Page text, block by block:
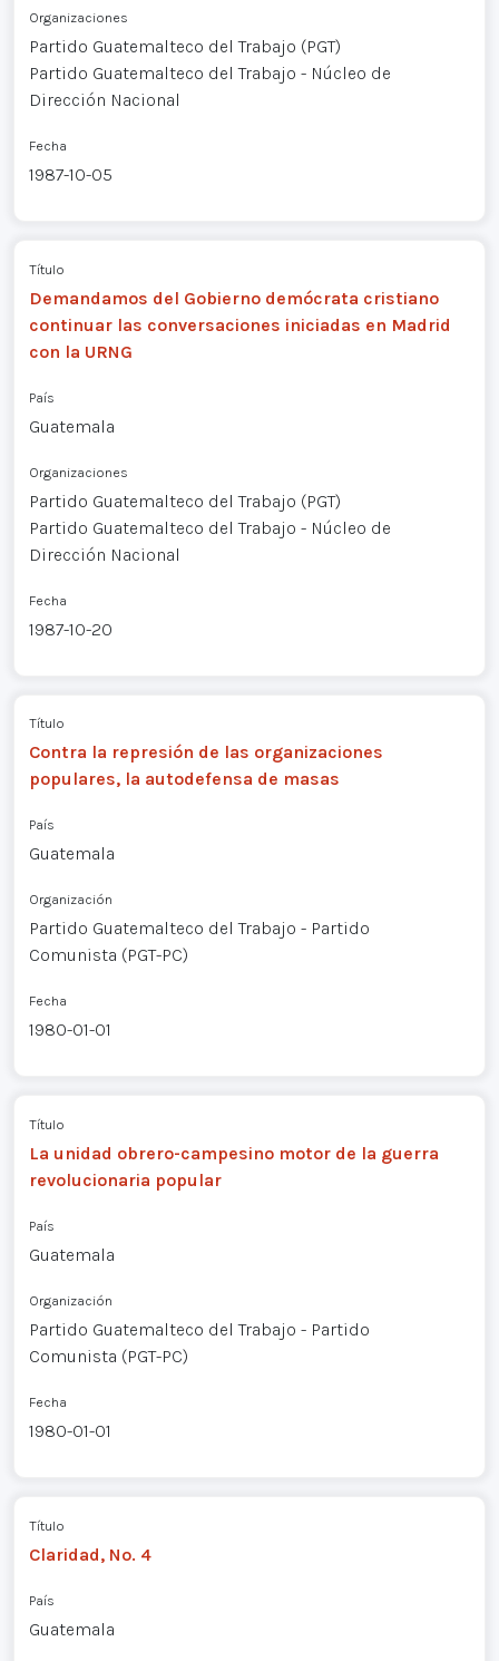
Organizaciones
Partido Guatemalteco del Trabajo (PGT)
Partido Guatemalteco del Trabajo - Núcleo de
Dirección Nacional
Fecha
1987-10-05
Título
Demandamos del Gobierno demócrata cristiano
continuar las conversaciones iniciadas en Madrid
con la URNG
País
Guatemala
Organizaciones
Partido Guatemalteco del Trabajo (PGT)
Partido Guatemalteco del Trabajo - Núcleo de
Dirección Nacional
Fecha
1987-10-20
Título
Contra la represión de las organizaciones
populares, la autodefensa de masas
País
Guatemala
Organización
Partido Guatemalteco del Trabajo - Partido
Comunista (PGT-PC)
Fecha
1980-01-01
Título
La unidad obrero-campesino motor de la guerra
revolucionaria popular
País
Guatemala
Organización
Partido Guatemalteco del Trabajo - Partido
Comunista (PGT-PC)
Fecha
1980-01-01
Título
Claridad, No. 4
País
Guatemala